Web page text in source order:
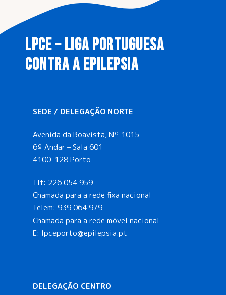
LPCE – LIGA PORTUGUESA
CONTRA A EPILEPSIA
SEDE / DELEGAÇÃO NORTE
Avenida da Boavista, Nº 1015
6º Andar – Sala 601
4100-128 Porto
Tlf: 226 054 959
Chamada para a rede fixa nacional
Telem: 939 064 979
Chamada para a rede móvel nacional
E: lpceporto@epilepsia.pt
DELEGAÇÃO CENTRO